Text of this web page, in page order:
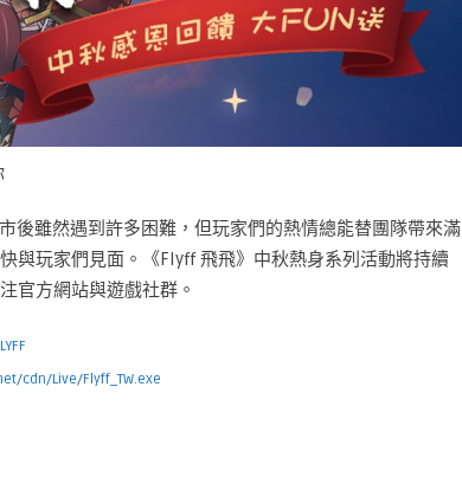
後雖然遇到許多困難，但玩家們的熱情總能替團隊帶來滿
與玩家們見面。《Flyff 飛飛》中秋熱身系列活動將持續
官方網站與遊戲社群。
cdn/Live/Flyff_TW.exe